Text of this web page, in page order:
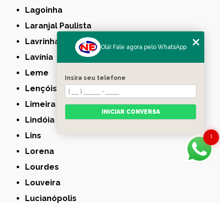
Lagoinha
Laranjal Paulista
Lavrinhas
Lavínia
Leme
Lençóis Paulista
Limeira
Lindóia
Lins
Lorena
Lourdes
Louveira
Lucianópolis
1
Olá! Fale agora pelo WhatsApp
Insira seu telefone
INICIAR CONVERSA